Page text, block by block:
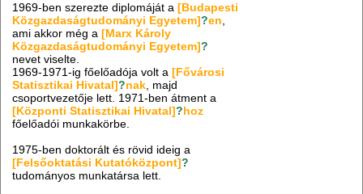
1969-ben szerezte diplomáját a[Budapesti
Közgazdaságtudományi Egyetem]?en
ami akkor még a[Marx Károly
Közgazdaságtudományi Egyetem]?
nevet viselte.
1969-1971-ig főelőadója volt a[Fővárosi
Statisztikai Hivatal]?nak , majd
csoportvezetője lett. 1971-ben átment a
[Központi Statisztikai Hivatal]?hoz
főelőadói munkakörbe.
1975-ben doktorált és rövid ideig a
[Felsőoktatási Kutatóközpont]?
tudományos munkatársa lett.